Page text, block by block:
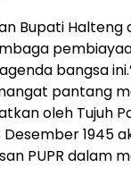
Bupati
bangsa
pantang
oleh Tujuh
Desember 1945
PUPR dalam